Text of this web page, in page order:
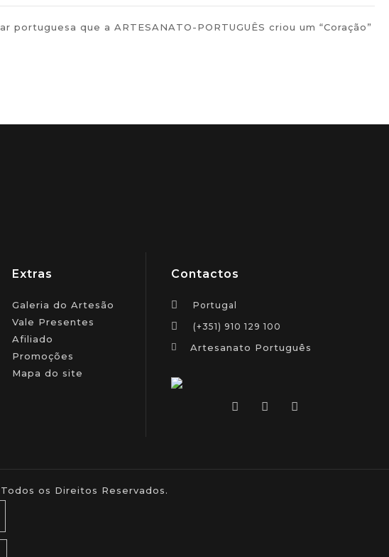
que a ARTESANATO-PORTUGUÊS criou um “Coração”
Extras
Galeria do Artesão
Vale Presentes
Afiliado
Promoções
Mapa do site
Contactos
Portugal
(+351) 910 129 100
Artesanato Português
os Direitos Reservados.